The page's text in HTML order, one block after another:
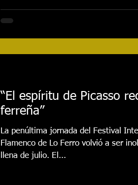
“El espíritu de Picasso
ferreña”
La penúltima jornada del Festival
Flamenco de Lo Ferro volvió a ser
llena de julio. El...